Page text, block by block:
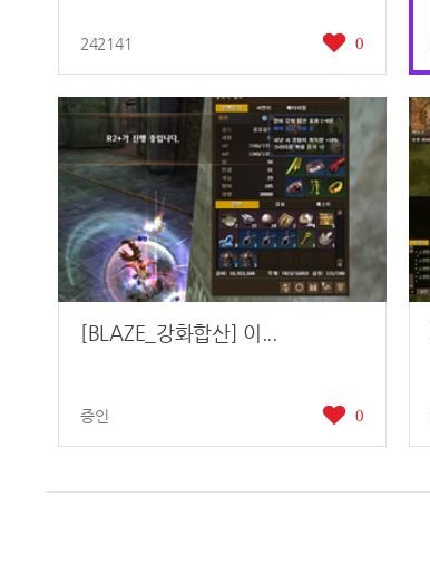
242141 0
[BLAZE_강화합산] 이...
증인 0